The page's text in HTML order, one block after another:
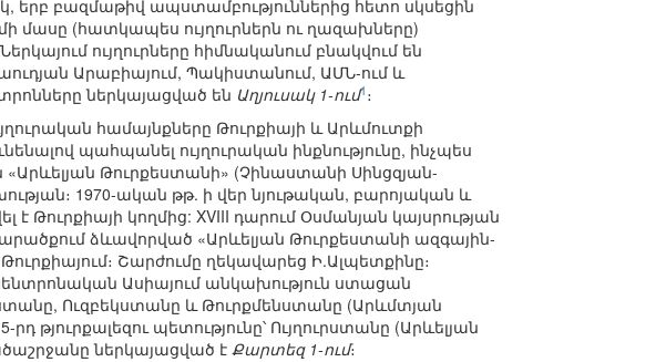
երբ բազմաթիվ ապստամբություններից հետո սկսեցին
մասը (հատկապես ույղուրներն ու ղազախները)
ույղուրները հիմնականում բնակվում են
Արաբիայում, Պակիստանում, ԱՄՆ-ում և
ներկայացված են Աղյուսակ 1-ում1 ։
համայնքները Թուրքիայի և Արևմուտքի
պահպանել ույղուրական ինքնությունը, ինչպես
Թուրքեստանի» (Չինաստանի Սինցզյան-
1970-ական թթ. ի վեր նյութական, բարոյական և
Թուրքիայի կողմից: XVIII դարում Օսմանյան կայսրության
ձևավորված «Արևելյան Թուրքեստանի ազգային-
Շարժումը ղեկավարեց Ի.Ալպետքինը։
Կենտրոնական Ասիայում անկախություն ստացան
Ուզբեկստանը և Թուրքմենստանը (Արևմտյան
պետությունը՝ Ույղուրստանը (Արևելյան
ներկայացված էՔարտեզ 1-ում։